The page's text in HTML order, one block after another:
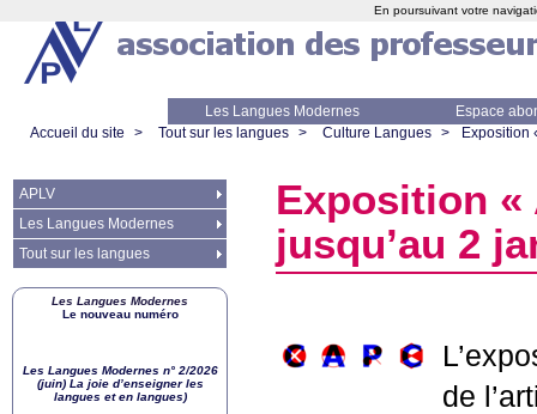
Les Langues Modernes
Espace
Accueil du site
> Tout sur les langues > Culture Langues > Exposition
Exposition «
jusqu’au 2
de
APLV
Les Langues Modernes
Tout sur les langues
Les Langues Modernes
Le nouveau numéro
Les Langues Modernes n° 2/2026
(juin) La joie d’enseigner les
langues et en langues)
En poursuivant votre